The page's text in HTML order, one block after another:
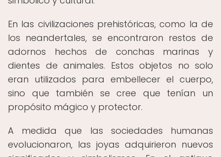
En las civilizaciones prehistóricas, como la de
los neandertales, se encontraron restos de
adornos hechos de conchas marinas y
dientes de animales. Estos objetos no solo
eran utilizados para embellecer el cuerpo,
sino que también se cree que tenían un
propósito mágico y protector.
A medida que las sociedades humanas
evolucionaron, las joyas adquirieron nuevos